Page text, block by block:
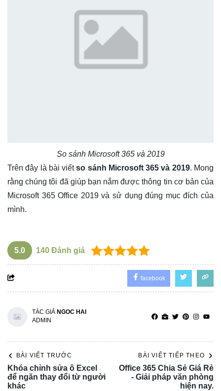
So sánh Microsoft 365 và 2019
Trên đây là bài viếtso sánh Microsoft 365 và 2019. Mong
rằng chúng tôi đã giúp bạn nắm được thông tin cơ bản của
Microsoft 365 Office 2019 và sử dụng đúng mục đích của
mình.
5.0 140 Đánh giá
facebook
TÁC GIẢ NGOC HAI
ADMIN
BÀI VIẾT TRƯỚC
Khóa chỉnh sửa ô Excel
để ngăn thay đổi từ người
khác
BÀI VIẾT TIẾP THEO
Office 365 Chia Sẻ Giá Rẻ
- Giải pháp văn phòng
hiện nay.